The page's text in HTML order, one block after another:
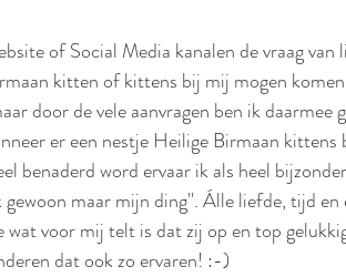
of Social Media kanalen de vraag
kitten of kittens bij mij mogen
door de vele aanvragen ben ik
er een nestje Heilige Birmaan
benaderd word ervaar ik als heel
maar mijn ding''. Álle liefde, tijd
voor mij telt is dat zij op en top
dat ook zo ervaren! :-)